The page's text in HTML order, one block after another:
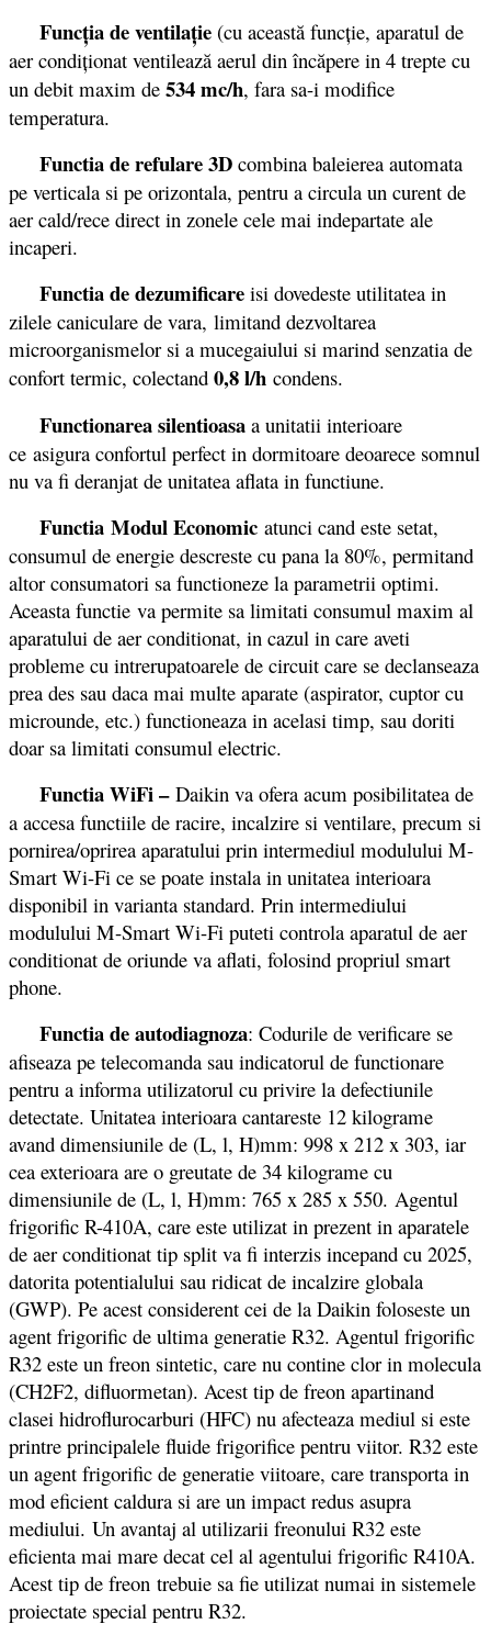
Funcţia de ventilaţie (cu această funcţie, aparatul de
aer condiţionat ventilează aerul din încăpere in 4 trepte cu
un debit maxim de 534 mc/h, fara sa-i modifice
temperatura.
Functia de refulare 3D combina baleierea automata
pe verticala si pe orizontala, pentru a circula un curent de
aer cald/rece direct in zonele cele mai indepartate ale
incaperi.
Functia de dezumificare isi dovedeste utilitatea in
zilele caniculare de vara, limitand dezvoltarea
microorganismelor si a mucegaiului si marind senzatia de
confort termic, colectand 0,8 l/h condens.
Functionarea silentioasa a unitatii interioare
ce asigura confortul perfect in dormitoare deoarece somnul
nu va fi deranjat de unitatea aflata in functiune.
Functia Modul Economic atunci cand este setat,
consumul de energie descreste cu pana la 80%, permitand
altor consumatori sa functioneze la parametrii optimi.
Aceasta functie va permite sa limitati consumul maxim al
aparatului de aer conditionat, in cazul in care aveti
probleme cu intrerupatoarele de circuit care se declanseaza
prea des sau daca mai multe aparate (aspirator, cuptor cu
microunde, etc.) functioneaza in acelasi timp, sau doriti
doar sa limitati consumul electric.
Functia WiFi –Daikin va ofera acum posibilitatea de
a accesa functiile de racire, incalzire si ventilare, precum si
pornirea/oprirea aparatului prin intermediul modulului M-
Smart Wi-Fi ce se poate instala in unitatea interioara
disponibil in varianta standard. Prin intermediului
modulului M-Smart Wi-Fi puteti controla aparatul de aer
conditionat de oriunde va aflati, folosind propriul smart
phone.
Functia de autodiagnoza: Codurile de verificare se
afiseaza pe telecomanda sau indicatorul de functionare
pentru a informa utilizatorul cu privire la defectiunile
detectate. Unitatea interioara cantareste 12 kilograme
avand dimensiunile de (L, l, H)mm: 998 x 212 x 303, iar
cea exterioara are o greutate de 34 kilograme cu
dimensiunile de (L, l, H)mm: 765 x 285 x 550. Agentul
frigorific R-410A, care este utilizat in prezent in aparatele
de aer conditionat tip split va fi interzis incepand cu 2025,
datorita potentialului sau ridicat de incalzire globala
(GWP). Pe acest considerent cei de la Daikin foloseste un
agent frigorific de ultima generatie R32. Agentul frigorific
R32 este un freon sintetic, care nu contine clor in molecula
(CH2F2, difluormetan). Acest tip de freon apartinand
clasei hidroflurocarburi (HFC) nu afecteaza mediul si este
printre principalele fluide frigorifice pentru viitor. R32 este
un agent frigorific de generatie viitoare, care transporta in
mod eficient caldura si are un impact redus asupra
mediului. Un avantaj al utilizarii freonului R32 este
eficienta mai mare decat cel al agentului frigorific R410A.
Acest tip de freon trebuie sa fie utilizat numai in sistemele
proiectate special pentru R32.